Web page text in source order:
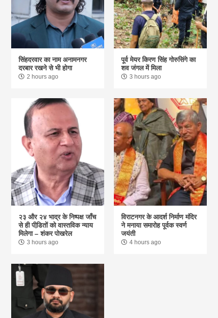
सिंहदरवार का नाम अनामनगर
दरबार रखने से भी होगा
2 hours ago
पूर्व मेयर किरण सिंह गोरुसिंगे का
शव जंगल में मिला
3 hours ago
२३ और २४ भाद्र के निष्पक्ष जाँच
से ही पीडि़तों को वास्तविक न्याय
मिलेगा – शंकर पोखरेल
3 hours ago
विराटनगर के आदर्श निर्माण मंदिर
ने मनाया समारोह पूर्वक स्वर्ण
जयंती
4 hours ago